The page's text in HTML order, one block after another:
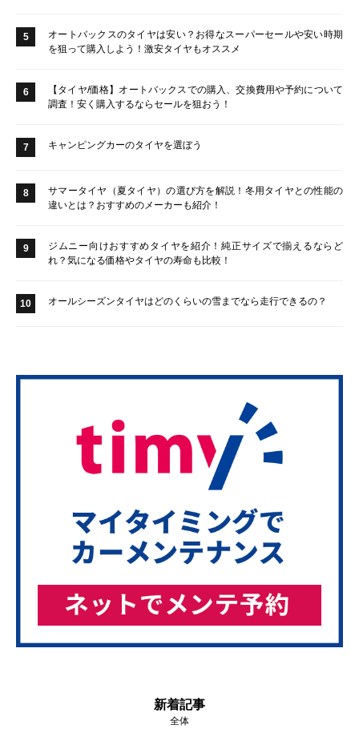
5
オートバックスのタイヤは安い？お得なスーパーセールや安い時期
を狙って購入しよう！激安タイヤもオススメ
6
【タイヤ/価格】オートバックスでの購入、交換費用や予約について
調査！安く購入するならセールを狙おう！
7 キャンピングカーのタイヤを選ぼう
8
サマータイヤ（夏タイヤ）の選び方を解説！冬用タイヤとの性能の
違いとは？おすすめのメーカーも紹介！
9
ジムニー向けおすすめタイヤを紹介！純正サイズで揃えるならど
れ？気になる価格やタイヤの寿命も比較！
10 オールシーズンタイヤはどのくらいの雪までなら走行できるの？
新着記事
全体